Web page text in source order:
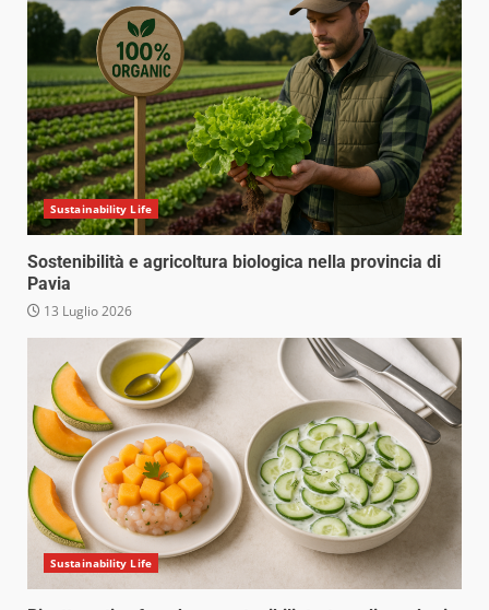
Sustainability Life
Sostenibilità e agricoltura biologica nella provincia di
Pavia
13 Luglio 2026
Sustainability Life